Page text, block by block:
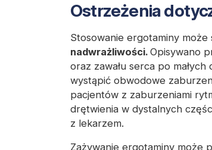
Ostrzeżenia
Stosowanie ergotaminy
nadwrażliwości. Opisywano
oraz zawału serca po
wystąpić obwodowe
pacjentów z zaburzeniami
drętwienia w dystalnych
z lekarzem.
Zażywanie ergotaminy może